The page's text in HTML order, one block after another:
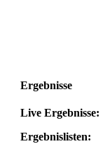
Ergebnisse
Live Ergebnisse:
Ergebnislisten: